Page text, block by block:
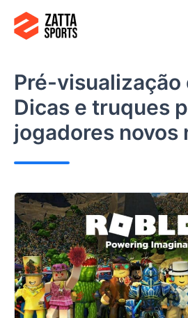
para
conteúdo
Pré-visualização
Dicas e truques
jogadores novos